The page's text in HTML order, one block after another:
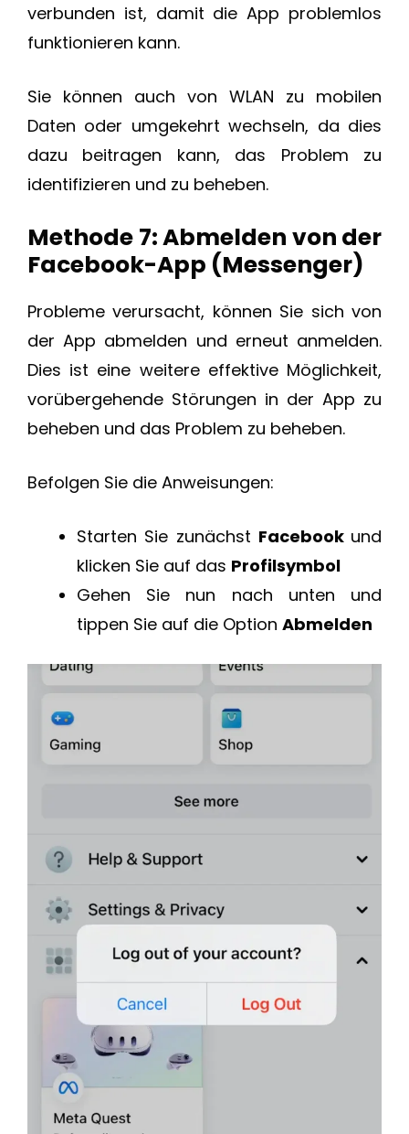
verbunden ist, damit die App problemlos
funktionieren kann.
Sie können auch von WLAN zu mobilen
Daten oder umgekehrt wechseln, da dies
dazu beitragen kann, das Problem zu
identifizieren und zu beheben.
Methode 7: Abmelden von der
Facebook-App (Messenger)
Probleme verursacht, können Sie sich von
der App abmelden und erneut anmelden.
Dies ist eine weitere effektive Möglichkeit,
vorübergehende Störungen in der App zu
beheben und das Problem zu beheben.
Befolgen Sie die Anweisungen:
Starten Sie zunächst Facebook und
klicken Sie auf das Profilsymbol
Gehen Sie nun nach unten und
tippen Sie auf die Option Abmelden